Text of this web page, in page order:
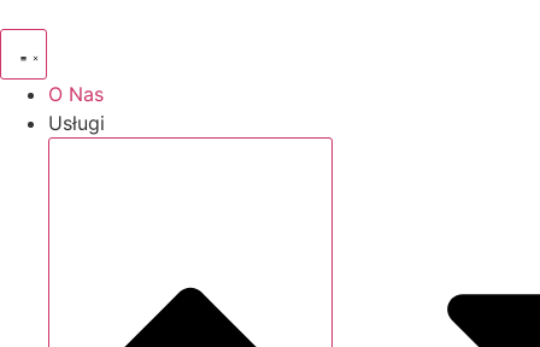
treści
O Nas
Usługi